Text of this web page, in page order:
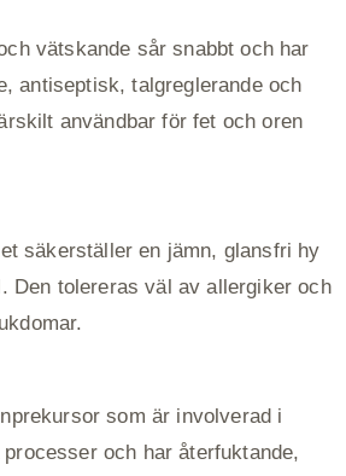
vätskande sår snabbt och har
antiseptisk, talgreglerande och
användbar för fet och oren
säkerställer en jämn, glansfri hy
Den tolereras väl av allergiker och
som är involverad i
och har återfuktande,